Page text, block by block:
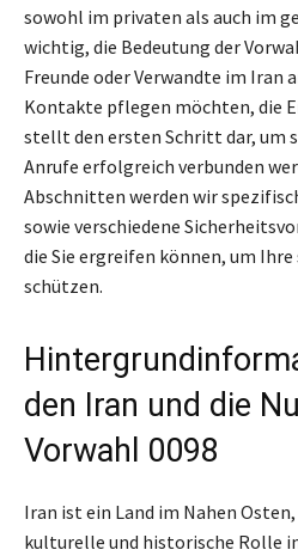
sowohl im privaten als auch im
wichtig, die Bedeutung der
Freunde oder Verwandte im Iran
Kontakte pflegen möchten, die
stellt den ersten Schritt dar, um
Anrufe erfolgreich verbunden
Abschnitten werden wir
sowie verschiedene
die Sie ergreifen können, um
schützen.
den Iran und die
Vorwahl 0098
Iran ist ein Land im Nahen
kulturelle und historische Rolle